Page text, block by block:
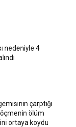
nedeniyle 4
çarptığı
ölüm
ortaya koydu